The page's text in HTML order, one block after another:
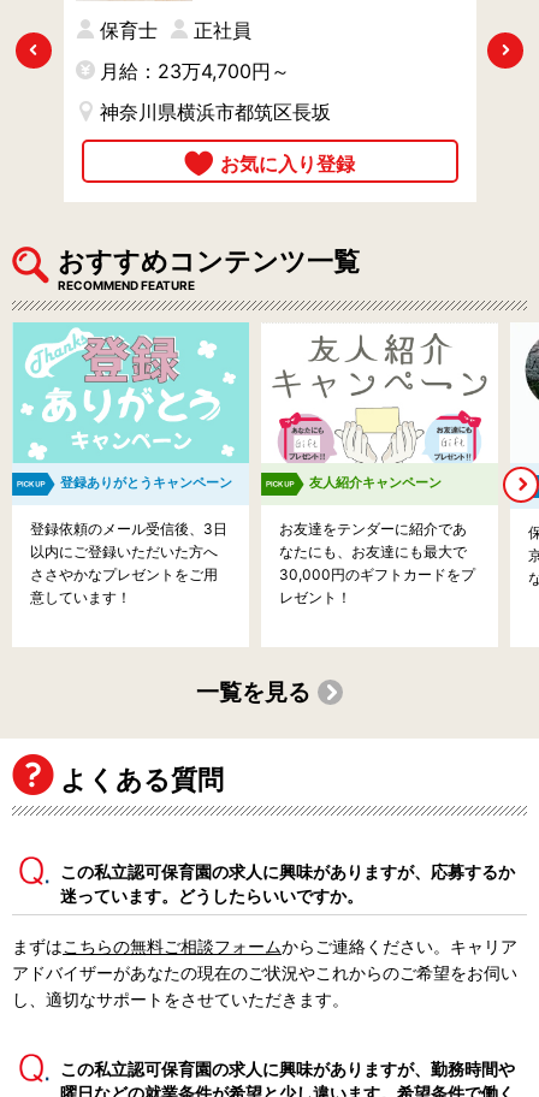
Previous
り / 賞与あり
保育士
正社員
月給：23万4,700円～
神奈川県横浜市都筑区長坂
Next
おすすめコンテンツ一覧
RECOMMEND FEATURE
登録ありがとうキャンペーン
登録依頼のメール受信後、3日
以内にご登録いただいた方へ
ささやかなプレゼントをご用
意しています！
友人紹介キャンペーン
お友達をテンダーに紹介であ
なたにも、お友達にも最大で
30,000円のギフトカードをプ
レゼント！
一覧を見る
よくある質問
この私立認可保育園の求人に興味がありますが、応募するか
迷っています。どうしたらいいですか。
まずはこちらの無料ご相談フォームからご連絡ください。キャリア
アドバイザーがあなたの現在のご状況やこれからのご希望をお伺い
し、適切なサポートをさせていただきます。
この私立認可保育園の求人に興味がありますが、勤務時間や
曜日などの就業条件が希望と少し違います。希望条件で働く